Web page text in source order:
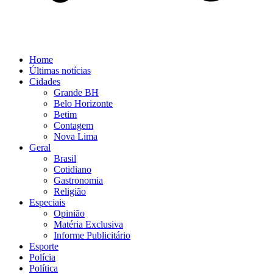
Home
Últimas notícias
Cidades
Grande BH
Belo Horizonte
Betim
Contagem
Nova Lima
Geral
Brasil
Cotidiano
Gastronomia
Religião
Especiais
Opinião
Matéria Exclusiva
Informe Publicitário
Esporte
Polícia
Política